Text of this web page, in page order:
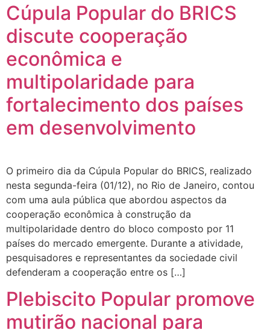
Cúpula Popular do BRICS
discute cooperação
econômica e
multipolaridade para
fortalecimento dos países
em desenvolvimento
O primeiro dia da Cúpula Popular do BRICS, realizado
nesta segunda-feira (01/12), no Rio de Janeiro, contou
com uma aula pública que abordou aspectos da
cooperação econômica à construção da
multipolaridade dentro do bloco composto por 11
países do mercado emergente. Durante a atividade,
pesquisadores e representantes da sociedade civil
defenderam a cooperação entre os […]
Plebiscito Popular promove
mutirão nacional para